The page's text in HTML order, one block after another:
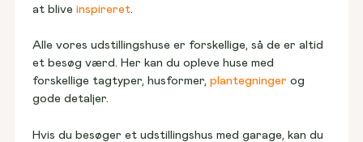
at blive inspireret.
Alle vores udstillingshuse er forskellige, så de er altid
et besøg værd. Her kan du opleve huse med
forskellige tagtyper, husformer, plantegninger og
gode detaljer.
Hvis du besøger et udstillingshus med garage, kan du